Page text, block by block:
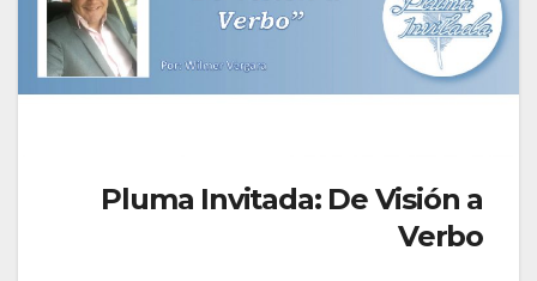
Pluma Invitada: De Visión a
Verbo